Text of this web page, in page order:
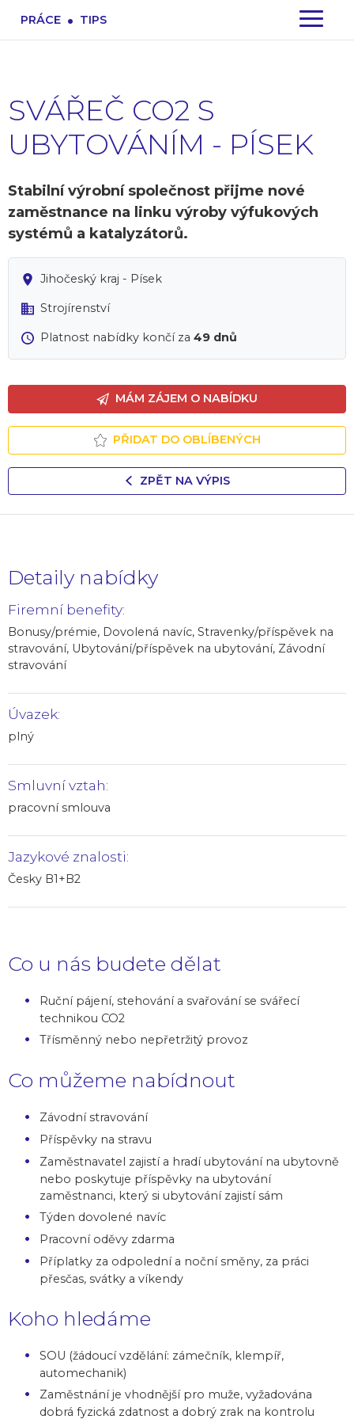
PRÁCE . TIPS
SVÁŘEČ CO2 S
UBYTOVÁNÍM - PÍSEK
Stabilní výrobní společnost přijme nové
zaměstnance na linku výroby výfukových
systémů a katalyzátorů.
Jihočeský kraj - Písek
Strojírenství
Platnost nabídky končí za 49 dnů
MÁM ZÁJEM O NABÍDKU
PŘIDAT DO OBLÍBENÝCH
ZPĚT NA VÝPIS
Detaily nabídky
Firemní benefity:
Bonusy/prémie, Dovolená navíc, Stravenky/příspěvek na
stravování, Ubytování/příspěvek na ubytování, Závodní
stravování
Úvazek:
plný
Smluvní vztah:
pracovní smlouva
Jazykové znalosti:
Česky B1+B2
Co u nás budete dělat
Ruční pájení, stehování a svařování se svářecí
technikou CO2
Třísměnný nebo nepřetržitý provoz
Co můžeme nabídnout
Závodní stravování
Příspěvky na stravu
Zaměstnavatel zajistí a hradí ubytování na ubytovně
nebo poskytuje příspěvky na ubytování
zaměstnanci, který si ubytování zajistí sám
Týden dovolené navíc
Pracovní oděvy zdarma
Příplatky za odpolední a noční směny, za práci
přesčas, svátky a víkendy
Koho hledáme
SOU (žádoucí vzdělání: zámečník, klempíř,
automechanik)
Zaměstnání je vhodnější pro muže, vyžadována
dobrá fyzická zdatnost a dobrý zrak na kontrolu